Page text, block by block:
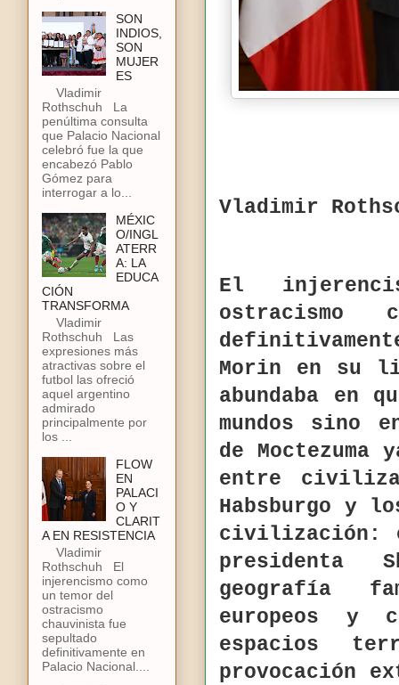
Vladimir
El
ostracismo
Morin en su
abundaba en
mundos sino
de Moctezuma
entre
Habsburgo y
civilización:
presidenta
geografía
europeos y
espacios
provocación
SON
INDIOS,
SON
MUJER
ES
Vladimir
Rothschuh La
penúltima consulta
que Palacio Nacional
celebró fue la que
encabezó Pablo
Gómez para
interrogar a lo...
MÉXIC
O/INGL
ATERR
A: LA
EDUCA
CIÓN
TRANSFORMA
Vladimir
Rothschuh Las
expresiones más
atractivas sobre el
futbol las ofreció
aquel argentino
admirado
principalmente por
los ...
FLOW
EN
PALACI
O Y
CLARIT
A EN RESISTENCIA
Vladimir
Rothschuh El
injerencismo como
un temor del
ostracismo
chauvinista fue
sepultado
definitivamente en
Palacio Nacional....